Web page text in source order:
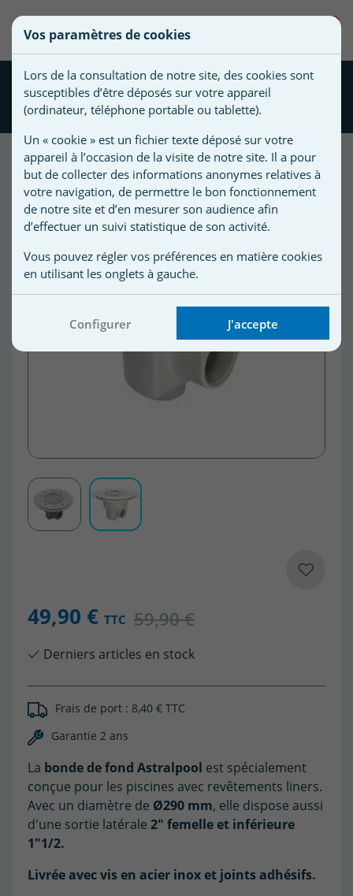
Bonde de fond Ø290 mm -
Spécial liner Astralpool
Promo !
-10,00 €
49,90 € TTC 59,90 €
Derniers articles en stock
Frais de port : 8,40 € TTC
Garantie 2 ans
La bonde de fond Astralpool est spécialement
conçue pour les piscines avec revêtements liners.
Avec un diamètre de Ø290 mm, elle dispose aussi
d'une sortie latérale 2" femelle et inférieure
1"1/2.
Livrée avec vis en acier inox et joints adhésifs.
Créer une nouvelle liste
une
liste
Nom de
d'envies
Vous
devez
être
connecté
pour
ajouter
des
produits
à
votre
liste
Vos paramètres de cookies
Lors de la consultation de notre site, des cookies sont
susceptibles d’être déposés sur votre appareil
(ordinateur, téléphone portable ou tablette).
Un « cookie » est un fichier texte déposé sur votre
appareil à l’occasion de la visite de notre site. Il a pour
but de collecter des informations anonymes relatives à
votre navigation, de permettre le bon fonctionnement
de notre site et d’en mesurer son audience afin
d’effectuer un suivi statistique de son activité.
Vous pouvez régler vos préférences en matière cookies
en utilisant les onglets à gauche.
Configurer J'accepte